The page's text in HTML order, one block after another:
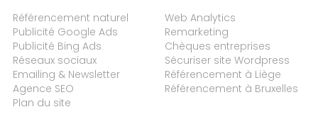
Référencement naturel
Publicité Google Ads
Publicité Bing Ads
Réseaux sociaux
Emailing & Newsletter
Agence SEO
Plan du site
Web Analytics
Remarketing
Chèques entreprises
Sécuriser site Wordpress
Référencement à Liège
Référencement à Bruxelles